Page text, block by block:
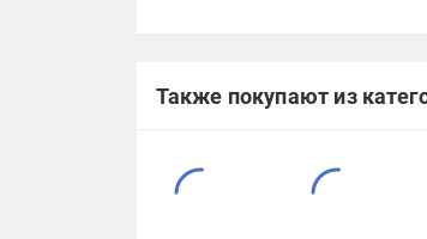
Также покупают из